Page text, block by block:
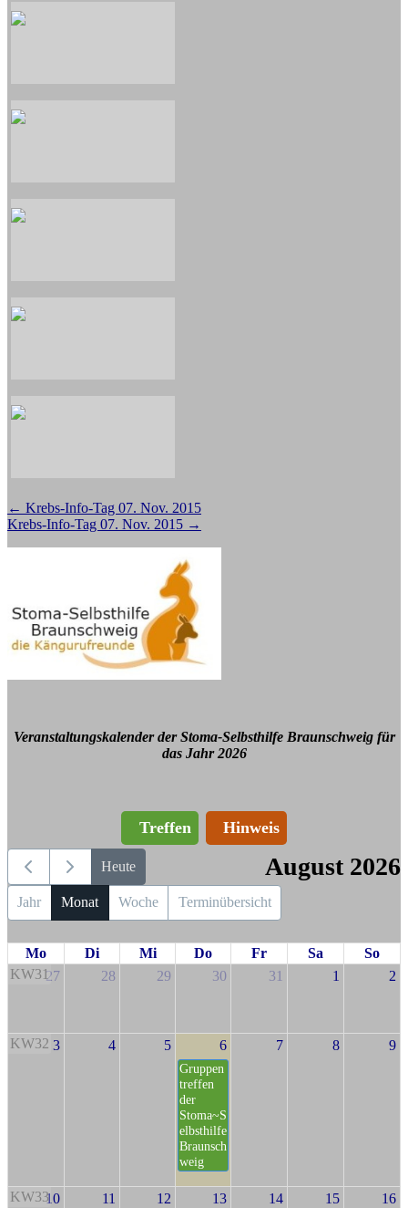
Beitragsnavigation
← Krebs-Info-Tag 07. Nov. 2015
Krebs-Info-Tag 07. Nov. 2015 →
Veranstaltungskalender der Stoma-Selbsthilfe Braunschweig für
das Jahr 2026
Treffen Hinweis
Heute August 2026
Jahr Monat Woche Terminübersicht
Mo Di Mi Do Fr Sa
So
KW3127 28 29 30 31 1 2
KW32 3 4 5 6
Gruppen
treffen
der
Stoma~S
elbsthilfe
Braunsch
weig
7 8 9
KW3310 11 12 13 14 15 16